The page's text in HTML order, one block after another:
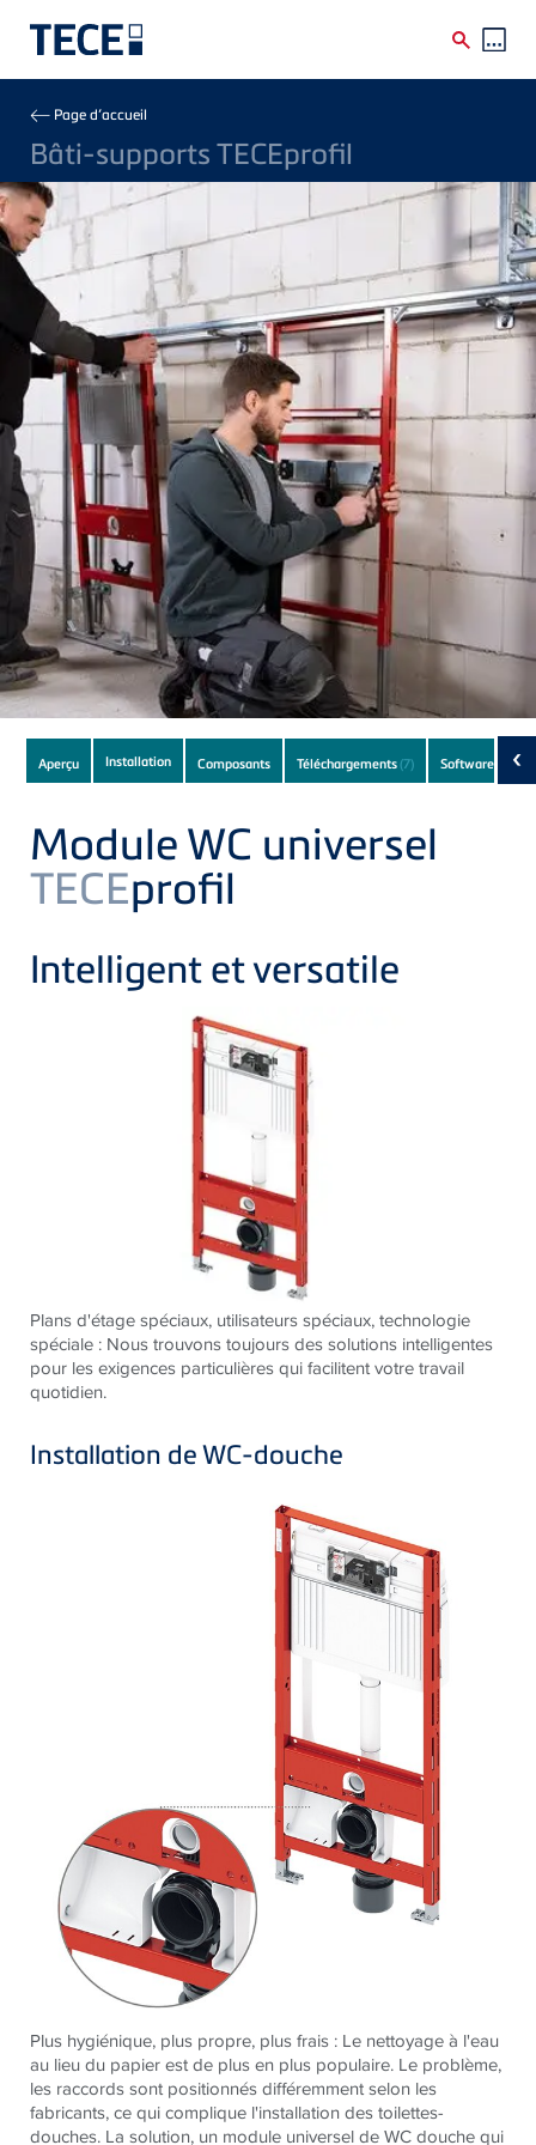
Breadcrumb
Page d’accueil
Bâti-supports TECEprofil
Subnavigation
of
current
Product
Aperçu Installation Composants Téléchargements(7) Software ‹
Module WC universel
TECEprofil
Intelligent et versatile
Plans d'étage spéciaux, utilisateurs spéciaux, technologie
spéciale : Nous trouvons toujours des solutions intelligentes
pour les exigences particulières qui facilitent votre travail
quotidien.
Installation de WC-douche
Plus hygiénique, plus propre, plus frais : Le nettoyage à l'eau
au lieu du papier est de plus en plus populaire. Le problème,
les raccords sont positionnés différemment selon les
fabricants, ce qui complique l'installation des toilettes-
douches. La solution, un module universel de WC douche qui